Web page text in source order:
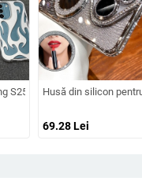
iPhone 12–17 Pro și
S25/S24 cu finisaj
Husă din silicon
69.28Lei